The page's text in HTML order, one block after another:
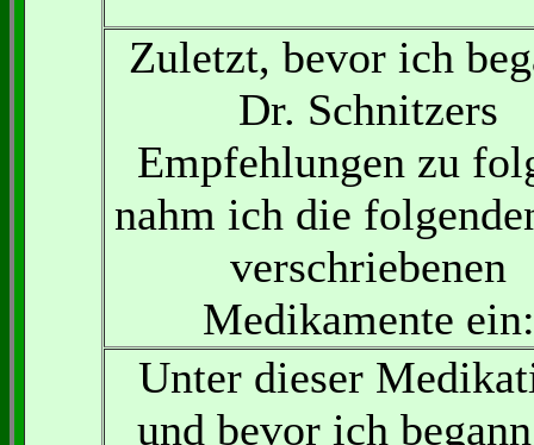
Zuletzt, bevor ich
Dr. Schnitzers
Empfehlungen zu
nahm ich die
verschriebenen
Medikamente ein:
Unter dieser
und bevor ich